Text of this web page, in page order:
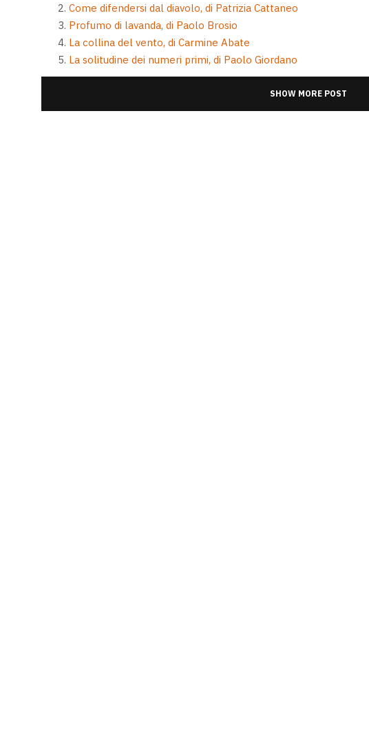
Come difendersi dal diavolo, di Patrizia Cattaneo
Profumo di lavanda, di Paolo Brosio
La collina del vento, di Carmine Abate
La solitudine dei numeri primi, di Paolo Giordano
SHOW MORE POST